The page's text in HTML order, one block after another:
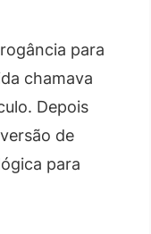
para
chamava
Depois
de
para